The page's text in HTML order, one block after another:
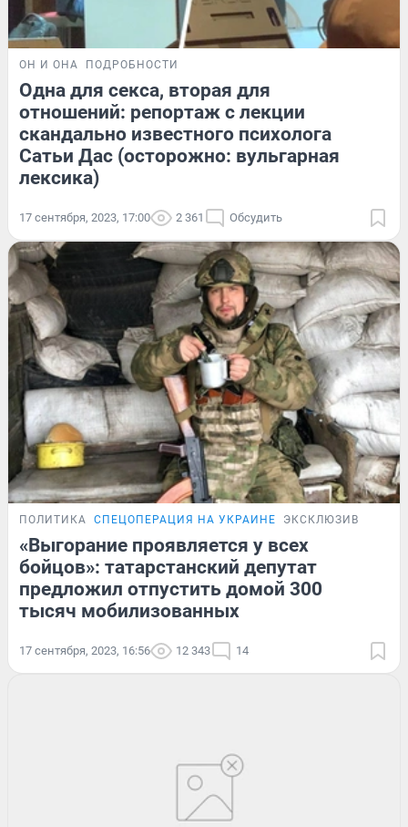
ОН И ОНА ПОДРОБНОСТИ
Одна для секса, вторая для
отношений: репортаж с лекции
скандально известного психолога
Сатьи Дас (осторожно: вульгарная
лексика)
17 сентября, 2023, 17:00 2 361 Обсудить
ПОЛИТИКА СПЕЦОПЕРАЦИЯ НА УКРАИНЕ ЭКСКЛЮЗИВ
«Выгорание проявляется у всех
бойцов»: татарстанский депутат
предложил отпустить домой 300
тысяч мобилизованных
17 сентября, 2023, 16:56 12 343 14